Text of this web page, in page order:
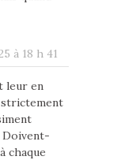
à 18 h 41
leur en
strictement
chaque